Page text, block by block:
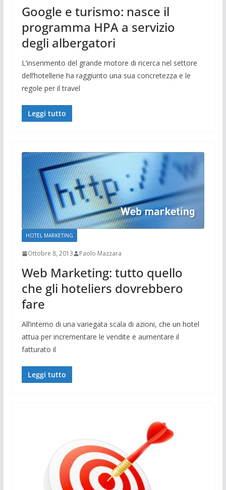
Google e turismo: nasce il
programma HPA a servizio
degli albergatori
L’inserimento del grande motore di ricerca nel settore
dell’hotellerie ha raggiunto una sua concretezza e le
regole per il travel
Leggi tutto
HOTEL MARKETING
Ottobre 8, 2013 Paolo Mazzara
Web Marketing: tutto quello
che gli hoteliers dovrebbero
fare
All’interno di una variegata scala di azioni, che un hotel
attua per incrementare le vendite e aumentare il
fatturato il
Leggi tutto